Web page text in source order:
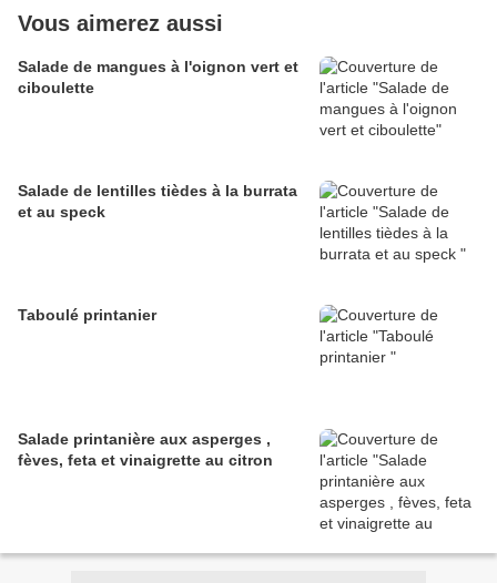
Vous aimerez aussi
Salade de mangues à l'oignon vert et
ciboulette
Salade de lentilles tièdes à la burrata
et au speck
Taboulé printanier
Salade printanière aux asperges ,
fèves, feta et vinaigrette au citron